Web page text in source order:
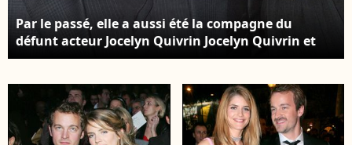
Par le passé, elle a aussi été la compagne du
défunt acteur Jocelyn Quivrin Jocelyn Quivrin et
Alice Taglioni. Crédit : RINDOFF-BELLAK /